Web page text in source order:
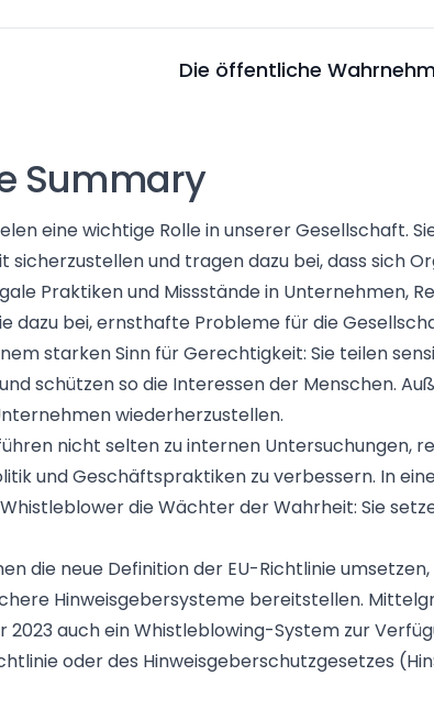
Die öffentliche
Summary
einewichtige Rollein unserer Gesellschaft.
und tragen dazu bei, dass sich
Praktikenund Missstände in Unternehmen,
dazu bei, ernsthafte Probleme für die
starken Sinn für Gerechtigkeit: Sie teilen
schützen so die Interessen der Menschen.
wiederherzustellen.
nicht selten zu internen Untersuchungen,
und Geschäftspraktiken zu verbessern. In
die Wächter der Wahrheit: Sie
die neue Definition der EU-Richtlinie
Hinweisgebersysteme bereitstellen.
2023 auch ein Whistleblowing-System zur
oder des Hinweisgeberschutzgesetzes (